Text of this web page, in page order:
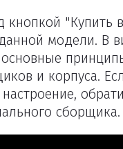
кнопкой "Купить
модели. В
основные
и корпуса.
сборщика.